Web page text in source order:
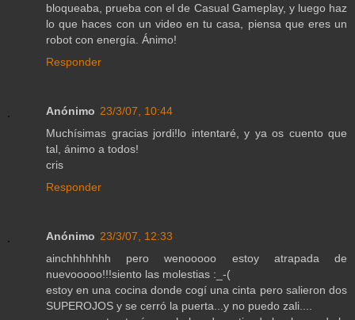
bloqueaba, prueba con el de Casual Gameplay, y luego haz
lo que haces con un video en tu casa, piensa que eres un
robot con energía. Ánimo!
Responder
Anónimo 23/3/07, 10:44
Muchísimas gracias jordi!lo intentaré, y ya os cuento que
tal, ánimo a todos!
cris
Responder
Anónimo 23/3/07, 12:33
ainchhhhhhh pero wenooooo estoy atrapada de
nuevooooo!!!siento las molestias :_-(
estoy en una cocina donde cogí una cinta pero salieron dos
SUPEROJOS y se cerró la puerta...y no puedo zali....